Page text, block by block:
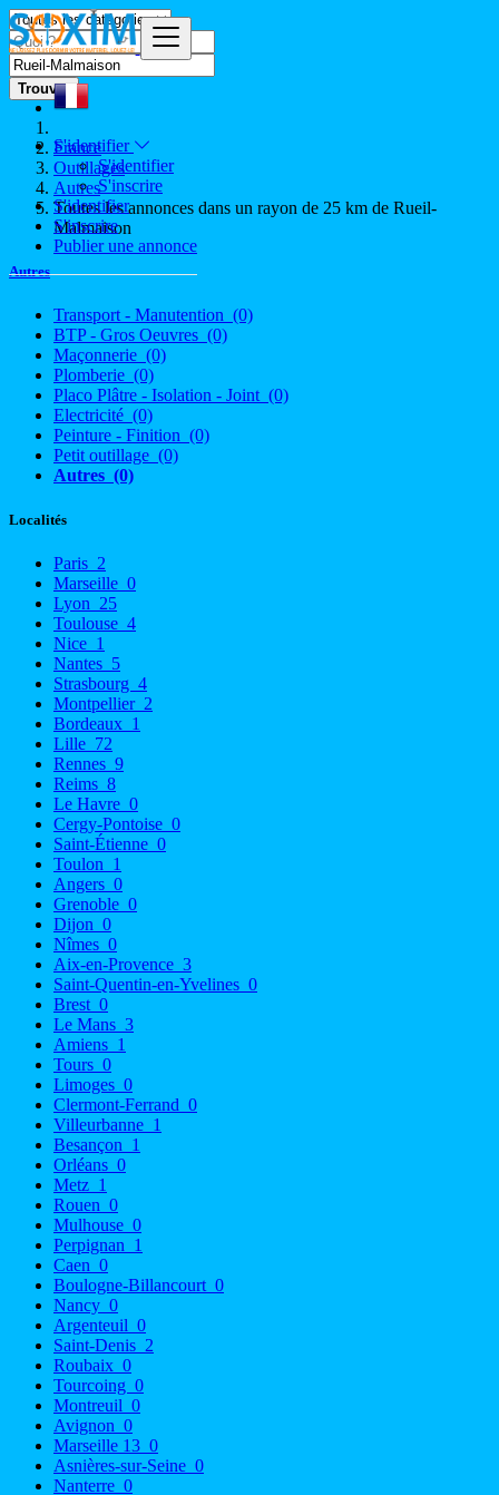
S'identifier
S'identifier
S'inscrire
S'identifier
S'inscrire
Publier une annonce
Trouver
France
Outillages
Autres
Toutes les annonces dans un rayon de 25 km de Rueil-
Malmaison
Autres
Transport - Manutention (0)
BTP - Gros Oeuvres (0)
Maçonnerie (0)
Plomberie (0)
Placo Plâtre - Isolation - Joint (0)
Electricité (0)
Peinture - Finition (0)
Petit outillage (0)
Autres (0)
Localités
Paris 2
Marseille 0
Lyon 25
Toulouse 4
Nice 1
Nantes 5
Strasbourg 4
Montpellier 2
Bordeaux 1
Lille 72
Rennes 9
Reims 8
Le Havre 0
Cergy-Pontoise 0
Saint-Étienne 0
Toulon 1
Angers 0
Grenoble 0
Dijon 0
Nîmes 0
Aix-en-Provence 3
Saint-Quentin-en-Yvelines 0
Brest 0
Le Mans 3
Amiens 1
Tours 0
Limoges 0
Clermont-Ferrand 0
Villeurbanne 1
Besançon 1
Orléans 0
Metz 1
Rouen 0
Mulhouse 0
Perpignan 1
Caen 0
Boulogne-Billancourt 0
Nancy 0
Argenteuil 0
Saint-Denis 2
Roubaix 0
Tourcoing 0
Montreuil 0
Avignon 0
Marseille 13 0
Asnières-sur-Seine 0
Nanterre 0